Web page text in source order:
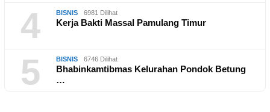
4 BISNIS 6981 Dilihat
Kerja Bakti Massal Pamulang Timur
5 BISNIS 6746 Dilihat
Bhabinkamtibmas Kelurahan Pondok Betung
…